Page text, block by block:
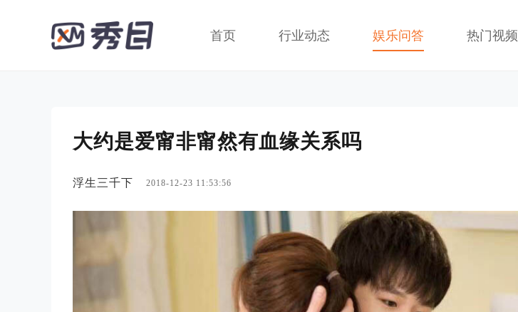
首页 行业动态 娱乐问答 热门视频
大约是爱甯非甯然有血缘关系吗
浮生三千下 2018-12-23 11:53:56